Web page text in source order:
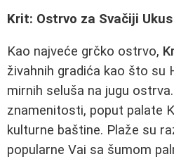
Krit: Ostrvo za Svačiji Ukus
Kao najveće grčko ostrvo,
živahnih gradića kao što su
mirnih seluša na jugu
znamenitosti, poput palate
kulturne baštine. Plaže su
popularne Vai sa šumom